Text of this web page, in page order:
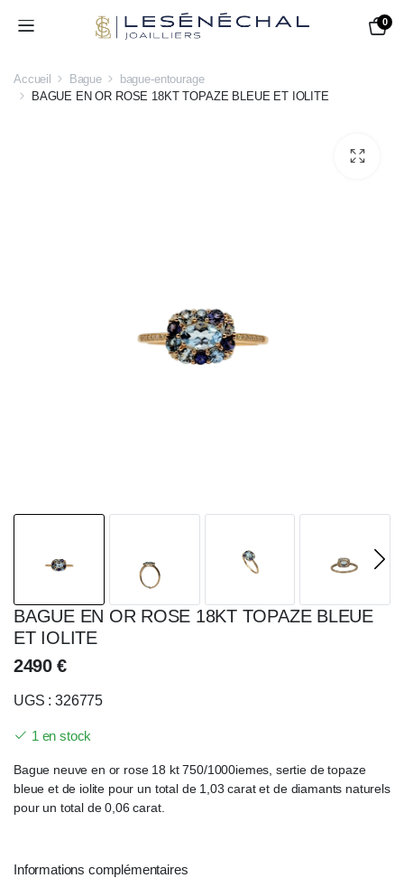
0
Accueil Bague
bague-entourage
BAGUE EN OR ROSE 18KT TOPAZE BLEUE ET IOLITE
BAGUE EN OR ROSE 18KT TOPAZE BLEUE
ET IOLITE
2490 €
UGS : 326775
1 en stock
Bague neuve en or rose 18 kt 750/1000iemes, sertie de topaze
bleue et de iolite pour un total de 1,03 carat et de diamants naturels
pour un total de 0,06 carat.
Informations complémentaires